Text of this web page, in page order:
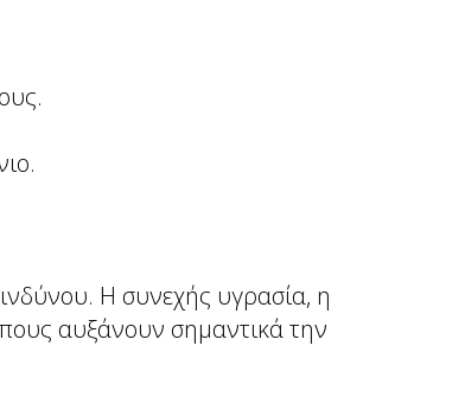
Η συνεχής υγρασία, η
αυξάνουν σημαντικά την